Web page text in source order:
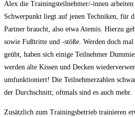
Alex die Trainingsteilnehmer/-innen
Schwerpunkt liegt auf jenen Techniken, für
Partner braucht, also etwa Atemis. Hierzu
sowie Fußtritte und -stöße. Werden doch
geübt, haben sich einige Teilnehmer
werden alte Kissen und Decken
umfunktioniert! Die Teilnehmerzahlen
der Durchschnitt; oftmals sind es auch mehr.
Zusätzlich zum Trainingsbetrieb trainieren